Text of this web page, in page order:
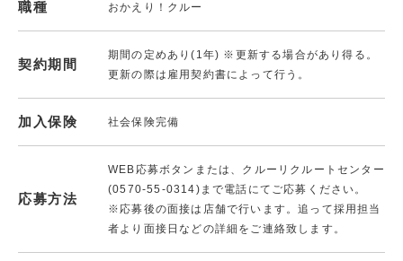
職種 おかえり！クルー
契約期間
期間の定めあり(1年) ※更新する場合があり得る。
更新の際は雇用契約書によって行う。
加入保険 社会保険完備
応募方法
WEB応募ボタンまたは、クルーリクルートセンター
(0570-55-0314)まで電話にてご応募ください。
※応募後の面接は店舗で行います。追って採用担当
者より面接日などの詳細をご連絡致します。